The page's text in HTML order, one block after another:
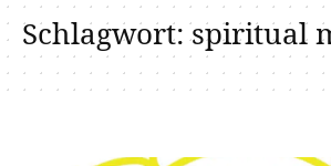
Schlagwort:spiritual